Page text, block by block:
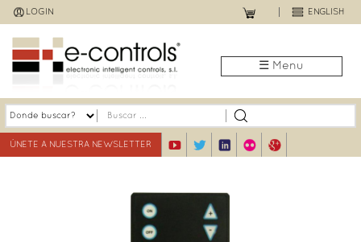
Jump
to
navigation
LOGIN ENGLISH
☰ Menu
ÚNETE A NUESTRA NEWSLETTER